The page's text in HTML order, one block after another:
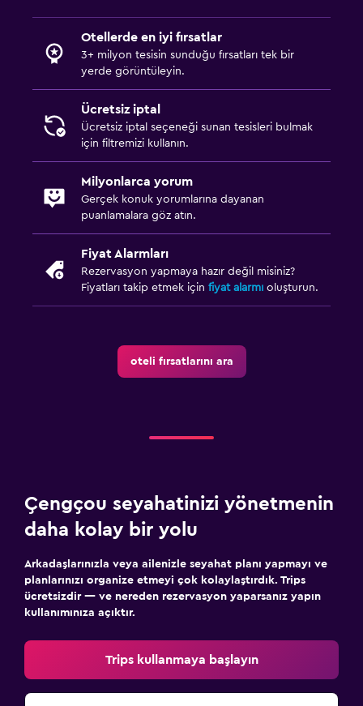
Otellerde en iyi fırsatlar
3+ milyon tesisin sunduğu fırsatları tek bir
yerde görüntüleyin.
Ücretsiz iptal
Ücretsiz iptal seçeneği sunan tesisleri bulmak
için filtremizi kullanın.
Milyonlarca yorum
Gerçek konuk yorumlarına dayanan
puanlamalara göz atın.
Fiyat Alarmları
Rezervasyon yapmaya hazır değil misiniz?
Fiyatları takip etmek için fiyat alarmı oluşturun.
oteli fırsatlarını ara
Çengçou seyahatinizi yönetmenin
daha kolay bir yolu
Arkadaşlarınızla veya ailenizle seyahat planı yapmayı ve
planlarınızı organize etmeyi çok kolaylaştırdık. Trips
ücretsizdir — ve nereden rezervasyon yaparsanız yapın
kullanımınıza açıktır.
Trips kullanmaya başlayın